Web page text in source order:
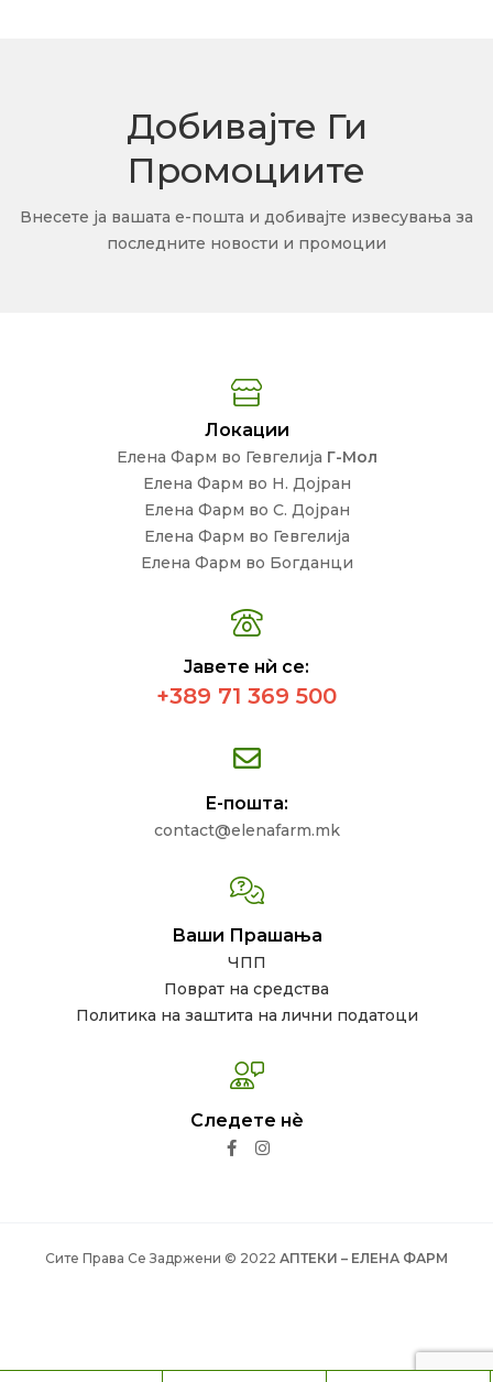
Добивајте Ги
Промоциите
Внесете ја вашата е-пошта и добивајте извесувања за
последните новости и промоции
Локации
Елена Фарм во Гевгелија Г-Мол
Елена Фарм во Н. Дојран
Елена Фарм во С. Дојран
Елена Фарм во Гевгелија
Елена Фарм во Богданци
Јавете нѝ се:
+389 71 369 500
Е-пошта:
contact@elenafarm.mk
Ваши Прашања
ЧПП
Поврат на средства
Политика на заштита на лични податоци
Следете нѐ
Сите Права Се Задржени © 2022 АПТЕКИ – ЕЛЕНА ФАРМ